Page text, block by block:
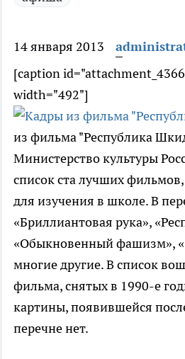
14 января 2013
[caption
width="492"]
из фильма "Республика
Министерство культуры
список ста лучших
для изучения в школе. В
«Бриллиантовая рука»,
«Обыкновенный фашизм»,
многие другие. В список
фильма, снятых в 1990-е
картины, появившейся
перечне нет.